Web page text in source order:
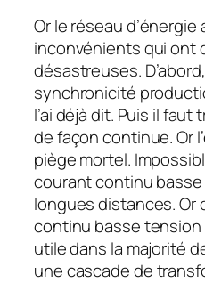
Or le réseau d’énergie
inconvénients qui ont
désastreuses.
synchronicité
l’ai déjà dit. Puis il faut
de façon continue. Or
piège mortel.
courant continu
longues distances. Or
continu basse
utile dans la majorité
une cascade de